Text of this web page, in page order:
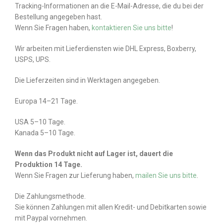
Tracking-Informationen an die E-Mail-Adresse, die du bei der
Bestellung angegeben hast.
Wenn Sie Fragen haben, kontaktieren Sie uns bitte!
Wir arbeiten mit Lieferdiensten wie DHL Express, Boxberry,
USPS, UPS.
Die Lieferzeiten sind in Werktagen angegeben.
Europa 14–21 Tage.
USA 5–10 Tage.
Kanada 5–10 Tage.
Wenn das Produkt nicht auf Lager ist, dauert die
Produktion 14 Tage.
Wenn Sie Fragen zur Lieferung haben, mailen Sie uns bitte
Die Zahlungsmethode.
Sie können Zahlungen mit allen Kredit- und Debitkarten sowie
mit Paypal vornehmen.